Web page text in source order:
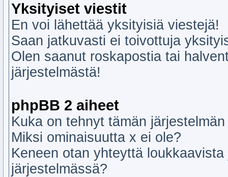
Yksityiset viestit
En voi lähettää yksityisiä viestejä!
Saan jatkuvasti ei toivottuja
Olen saanut roskapostia tai
järjestelmästä!
phpBB 2 aiheet
Kuka on tehnyt tämän
Miksi ominaisuutta x ei ole?
Keneen otan yhteyttä
järjestelmässä?